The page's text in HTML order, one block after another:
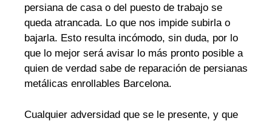
persiana de casa o del puesto de trabajo se
queda atrancada. Lo que nos impide subirla o
bajarla. Esto resulta incómodo, sin duda, por lo
que lo mejor será avisar lo más pronto posible a
quien de verdad sabe de reparación de persianas
metálicas enrollables Barcelona.
Cualquier adversidad que se le presente, y que